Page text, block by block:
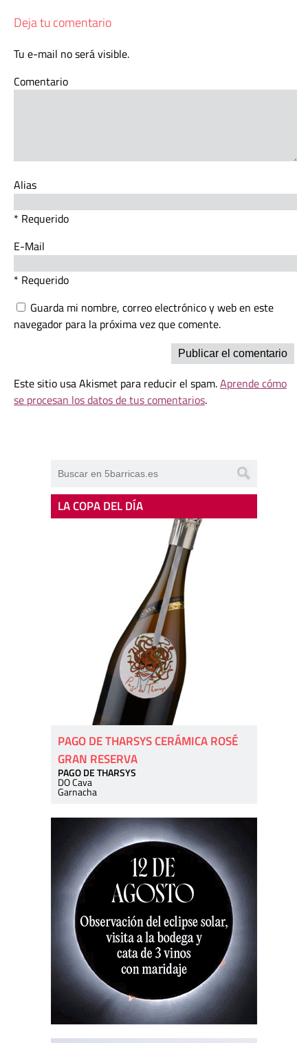
Deja tu comentario
Tu e-mail no será visible.
Comentario
Alias
* Requerido
E-Mail
* Requerido
Guarda mi nombre, correo electrónico y web en este
navegador para la próxima vez que comente.
Este sitio usa Akismet para reducir el spam.Aprende cómo
se procesan los datos de tus comentarios.
LA COPA DEL DÍA
PAGO DE THARSYS CERÁMICA ROSÉ
GRAN RESERVA
PAGO DE THARSYS
DO Cava
Garnacha